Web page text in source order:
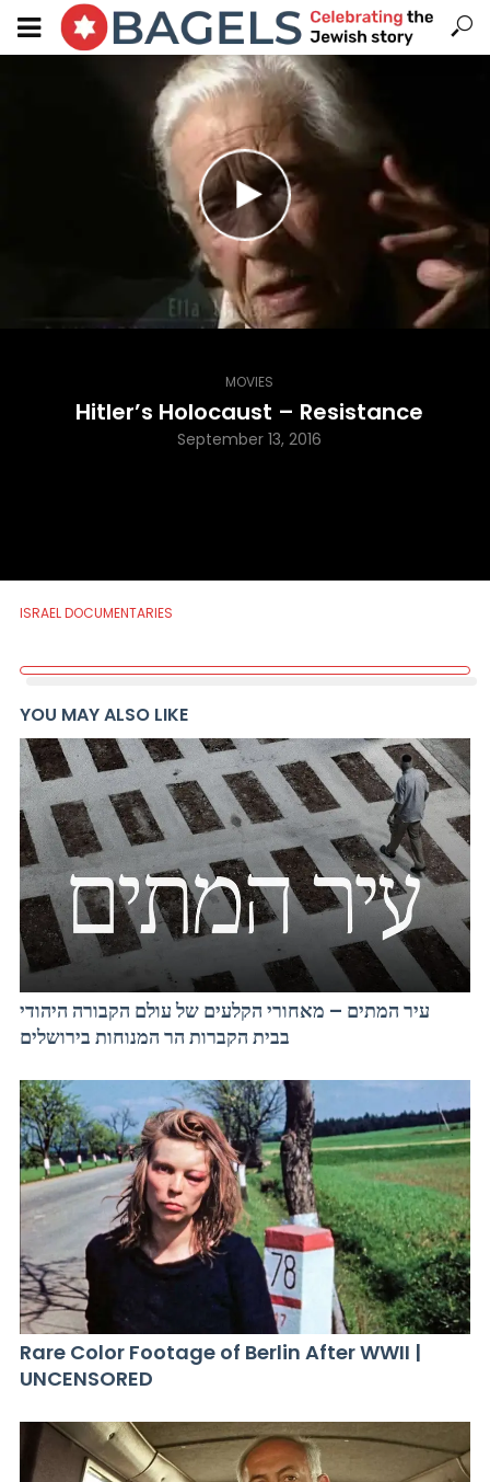
MOVIES
Hitler’s Holocaust – Resistance
September 13, 2016
ISRAEL DOCUMENTARIES
YOU MAY ALSO LIKE
עיר המתים – מאחורי הקלעים של עולם הקבורה היהודי
בבית הקברות הר המנוחות בירושלים
Rare Color Footage of Berlin After WWII |
UNCENSORED